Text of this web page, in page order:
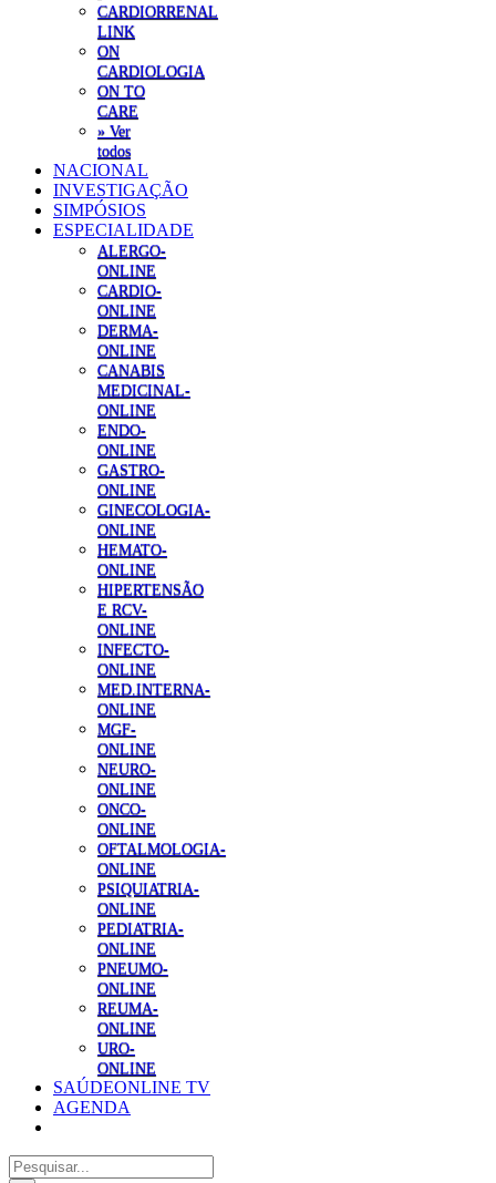
CARDIORRENAL
LINK
ON
CARDIOLOGIA
ON TO
CARE
» Ver
todos
NACIONAL
INVESTIGAÇÃO
SIMPÓSIOS
ESPECIALIDADE
ALERGO-
ONLINE
CARDIO-
ONLINE
DERMA-
ONLINE
CANABIS
MEDICINAL-
ONLINE
ENDO-
ONLINE
GASTRO-
ONLINE
GINECOLOGIA-
ONLINE
HEMATO-
ONLINE
HIPERTENSÃO
E RCV-
ONLINE
INFECTO-
ONLINE
MED.INTERNA-
ONLINE
MGF-
ONLINE
NEURO-
ONLINE
ONCO-
ONLINE
OFTALMOLOGIA-
ONLINE
PSIQUIATRIA-
ONLINE
PEDIATRIA-
ONLINE
PNEUMO-
ONLINE
REUMA-
ONLINE
URO-
ONLINE
SAÚDEONLINE TV
AGENDA
Pesquisar